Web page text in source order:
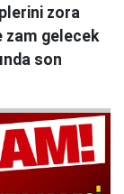
zora
zam gelecek
son